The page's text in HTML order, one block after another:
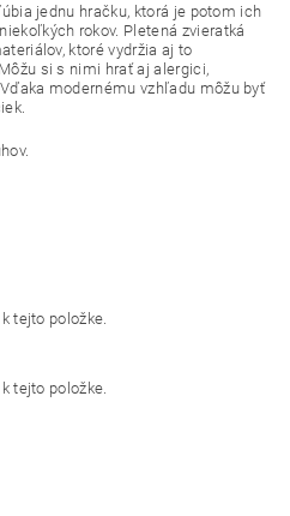
jednu hračku, ktorá je potom ich
rokov. Pletená zvieratká
ktoré vydržia aj to
si s nimi hrať aj alergici,
modernému vzhľadu môžu byť
tejto položke.
tejto položke.